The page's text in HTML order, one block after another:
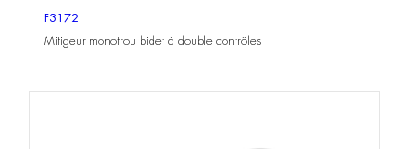
F3172
Mitigeur monotrou bidet à double contrôles